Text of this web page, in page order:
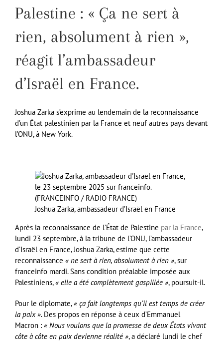
Palestine : « Ça ne sert à
rien, absolument à rien »,
réagit l’ambassadeur
d’Israël en France.
Joshua Zarka s’exprime au lendemain de la reconnaissance
d’un État palestinien par la France et neuf autres pays devant
l’ONU, à New York.
Joshua Zarka, ambassadeur d’Israël en France
Après la reconnaissance de l’État de Palestine par la France,
lundi 23 septembre, à la tribune de l’ONU, l’ambassadeur
d’Israël en France, Joshua Zarka, estime que cette
reconnaissance « ne sert à rien, absolument à rien », sur
franceinfo mardi. Sans condition préalable imposée aux
Palestiniens,« elle a été complètement gaspillée », poursuit-il.
Pour le diplomate,« ça fait longtemps qu’il est temps de créer
la paix ». Des propos en réponse à ceux d’Emmanuel
Macron : « Nous voulons que la promesse de deux États vivant
côte à côte en paix devienne réalité », a déclaré lundi le chef